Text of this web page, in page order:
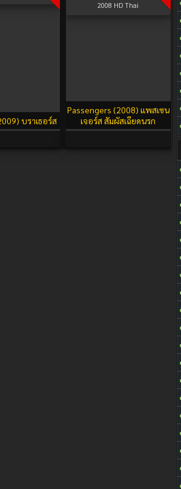
บราเธอร์ส
Passengers (2008) แพสเซน
เจอร์ส สัมผัสเฉียดนรก
2008 HD Thai